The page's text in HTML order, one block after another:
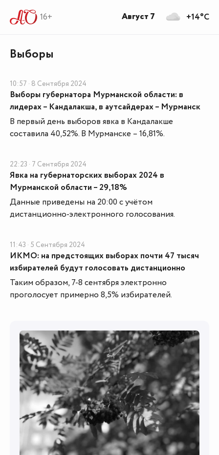
16+
Выборы
10:57 · 8 Сентября 2024
Выборы губернатора Мурманской области: в
лидерах – Кандалакша, в аутсайдерах – Мурманск
В первый день выборов явка в Кандалакше
составила 40,52%. В Мурманске – 16,81%.
22:23 · 7 Сентября 2024
Явка на губернаторских выборах 2024 в
Мурманской области – 29,18%
Данные приведены на 20:00 с учётом
дистанционно-электронного голосования.
11:43 · 5 Сентября 2024
ИКМО: на предстоящих выборах почти 47 тысяч
избирателей будут голосовать дистанционно
Таким образом, 7-8 сентября электронно
проголосует примерно 8,5% избирателей.
+14°C
Август 7